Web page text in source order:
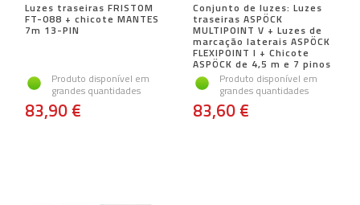
Luzes traseiras FRISTOM
FT-088 + chicote MANTES
7m 13-PIN
Produto disponível em
grandes quantidades
83,90 €
Conjunto de luzes: Luzes
traseiras ASPÖCK
MULTIPOINT V + Luzes de
marcação laterais ASPÖCK
FLEXIPOINT I + Chicote
ASPÖCK de 4,5 m e 7 pinos
Produto disponível em
grandes quantidades
83,60 €